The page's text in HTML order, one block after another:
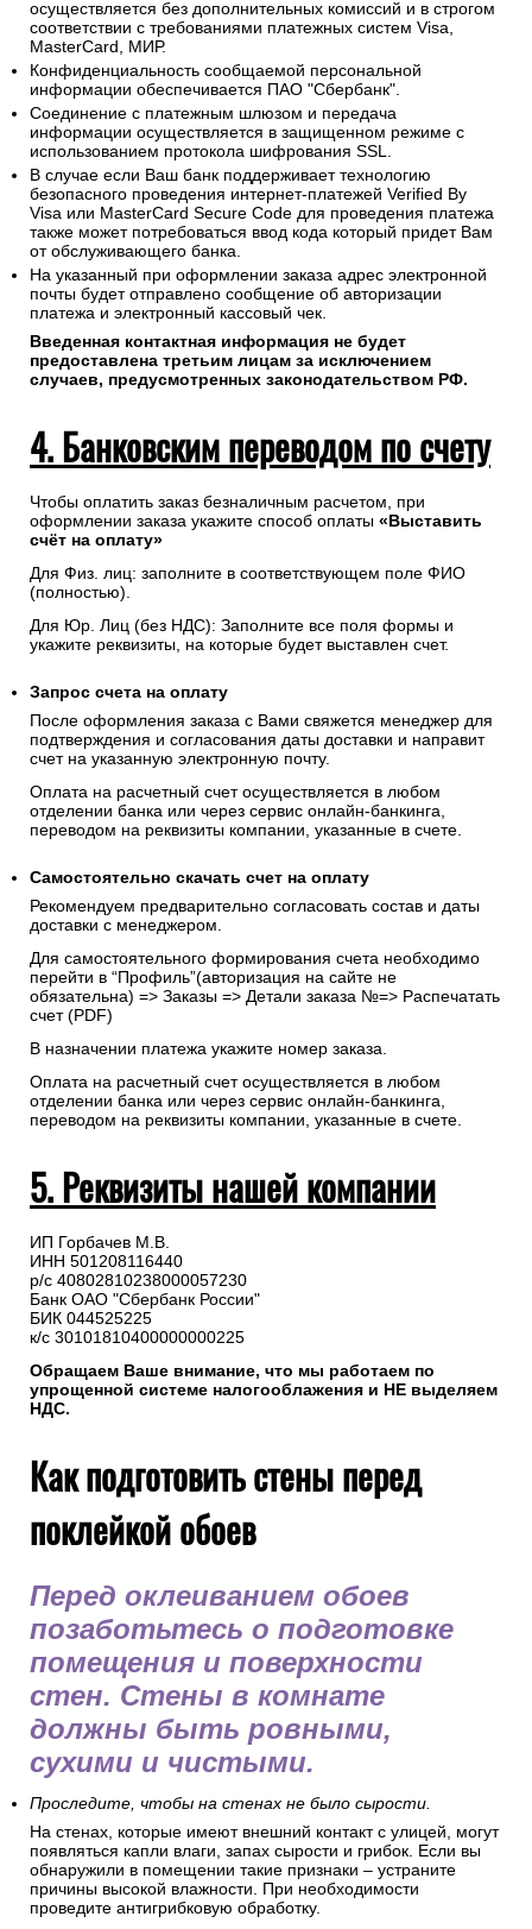
осуществляется без дополнительных комиссий и в строгом
соответствии с требованиями платежных систем Visa,
MasterCard, МИР.
Конфиденциальность сообщаемой персональной
информации обеспечивается ПАО "Сбербанк".
Соединение с платежным шлюзом и передача
информации осуществляется в защищенном режиме с
использованием протокола шифрования SSL.
В случае если Ваш банк поддерживает технологию
безопасного проведения интернет-платежей Verified By
Visa или MasterCard Secure Code для проведения платежа
также может потребоваться ввод кода который придет Вам
от обслуживающего банка.
На указанный при оформлении заказа адрес электронной
почты будет отправлено сообщение об авторизации
платежа и электронный кассовый чек.
Введенная контактная информация не будет
предоставлена третьим лицам за исключением
случаев, предусмотренных законодательством РФ.
4. Банковским переводом по счету
Чтобы оплатить заказ безналичным расчетом, при
оформлении заказа укажите способ оплаты «Выставить
счёт на оплату»
Для Физ. лиц: заполните в соответствующем поле ФИО
(полностью).
Для Юр. Лиц (без НДС): Заполните все поля формы и
укажите реквизиты, на которые будет выставлен счет.
Запрос счета на оплату
После оформления заказа с Вами свяжется менеджер для
подтверждения и согласования даты доставки и направит
счет на указанную электронную почту.
Оплата на расчетный счет осуществляется в любом
отделении банка или через сервис онлайн-банкинга,
переводом на реквизиты компании, указанные в счете.
Самостоятельно скачать счет на оплату
Рекомендуем предварительно согласовать состав и даты
доставки с менеджером.
Для самостоятельного формирования счета необходимо
перейти в “Профиль”(авторизация на сайте не
обязательна) => Заказы => Детали заказа №=> Распечатать
счет (PDF)
В назначении платежа укажите номер заказа.
Оплата на расчетный счет осуществляется в любом
отделении банка или через сервис онлайн-банкинга,
переводом на реквизиты компании, указанные в счете.
5. Реквизиты нашей компании
ИП Горбачев М.В.
ИНН 501208116440
р/с 40802810238000057230
Банк ОАО "Сбербанк России"
БИК 044525225
к/с 30101810400000000225
Обращаем Ваше внимание, что мы работаем по
упрощенной системе налогооблажения и НЕ выделяем
НДС.
Как подготовить стены перед
поклейкой обоев
Перед оклеиванием обоев
позаботьтесь о подготовке
помещения и поверхности
стен. Стены в комнате
должны быть ровными,
сухими и чистыми.
Проследите, чтобы на стенах не было сырости.
На стенах, которые имеют внешний контакт с улицей, могут
появляться капли влаги, запах сырости и грибок. Если вы
обнаружили в помещении такие признаки – устраните
причины высокой влажности. При необходимости
проведите антигрибковую обработку.